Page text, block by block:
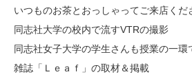
いつものお茶とおっしゃってご来店くだ
同志社大学の校内で流すVTRの撮影
同志社女子大学の学生さんも授業の一環
雑誌「Ｌｅａｆ」の取材＆掲載